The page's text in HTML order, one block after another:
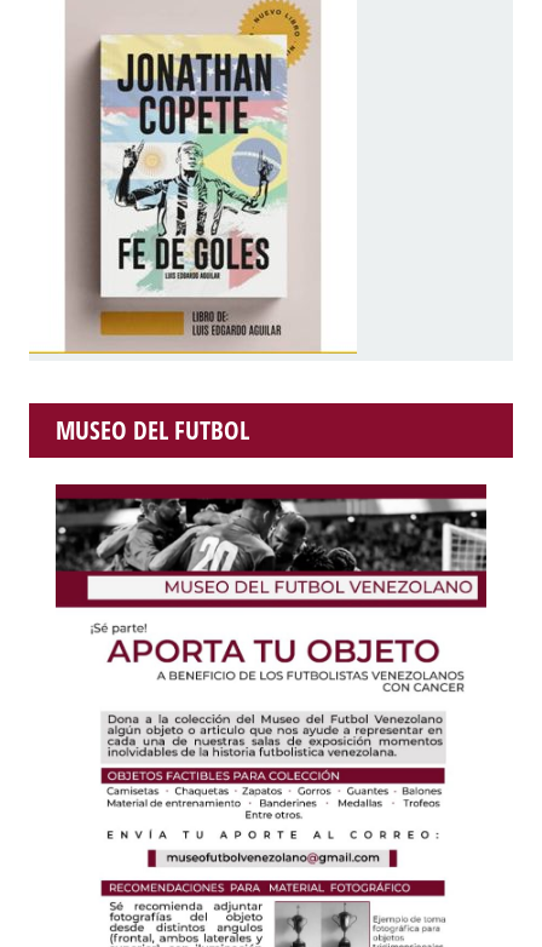
MUSEO DEL FUTBOL